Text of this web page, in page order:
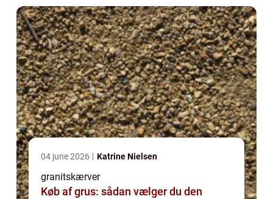
04 june 2026 Katrine Nielsen
granitskærver
Køb af grus: sådan vælger du den